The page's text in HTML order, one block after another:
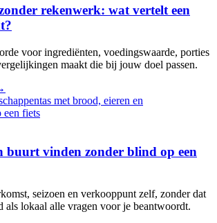
rekenwerk: wat vertelt een
voor ingrediënten, voedingswaarde, porties
maakt die bij jouw doel passen.
buurt vinden zonder blind op een
seizoen en verkooppunt zelf, zonder dat
als lokaal alle vragen voor je beantwoordt.